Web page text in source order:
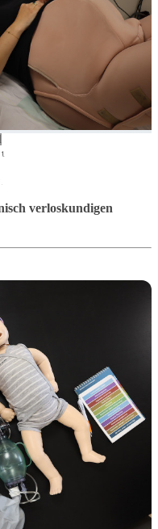
verloskundigen
en
21e eeuw